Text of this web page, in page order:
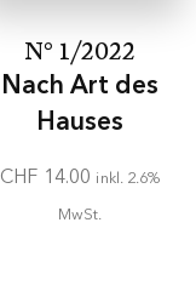
N° 1/2022
Nach Art des
Hauses
CHF 14.00 inkl. 2.6%
MwSt.